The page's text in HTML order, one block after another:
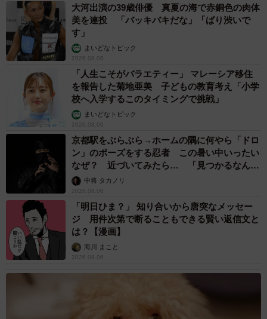
大河出演の39歳俳優 真夏の海で赤銅色の肉体
美を連投 「バッキバキだな」「ばり渋いで
す」
まいどなトピック
2026.08.06
「人生こそがバラエティー」 マレーシア移住
を報告した菊地亜美 子どもの教育考え「小学
校へ入学するこのタイミングで挑戦」
まいどなトピック
2026.08.06
京都駅をぶらぶら→ホームの隅に何やら「ドロ
ン」のポーズをする忍者 この暑い中いったい
なぜ？ 近づいてみたら… 「見つかるなんて
未熟」中将 タカノリ
2026.08.06
「明日ひま？」 知り合いから唐突なメッセー
ジ 用件次第で断ることもできる賢い返信文と
は？【漫画】
海川 まこと
2026.08.06